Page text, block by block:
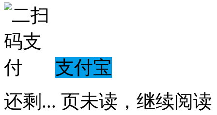
支付宝
还剩 ... 页未读， 继续阅读